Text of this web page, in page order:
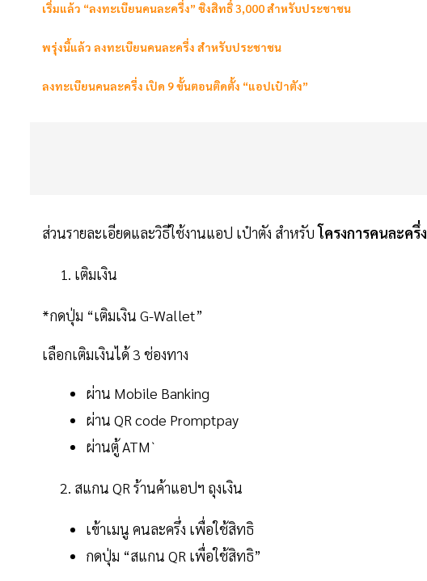
เริ่มแล้ว “ลงทะเบียนคนละครึ่ง” ชิงสิทธิ์​ 3,000 สำหรับประชาชน
พรุ่งนี้แล้ว ลงทะเบียนคนละครึ่ง สำหรับประชาชน
ลงทะเบียนคนละครึ่ง​ เปิด 9 ขั้นตอนติดตั้ง “แอปเป๋าตัง”
ส่วนรายละเอียดและวิธีใช้งานแอป เป๋าตัง สำหรับโครงการคนละครึ่ง
เติมเงิน
*กดปุ่ม “เติมเงิน G-Wallet”
เลือกเติมเงินได้ 3 ช่องทาง
ผ่าน Mobile Banking
ผ่าน QR code Promptpay
ผ่านตู้ ATM`
สแกน QR ร้านค้าแอปฯ ถุงเงิน
เข้าเมนู คนละครึ่ง เพื่อใช้สิทธิ
กดปุ่ม “สแกน QR เพื่อใช้สิทธิ”